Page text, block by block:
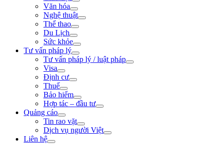
Văn hóa
Nghệ thuật
Thể thao
Du Lịch
Sức khỏe
Tư vấn pháp lý
Tư vấn pháp lý / luật pháp
Visa
Định cư
Thuế
Bảo hiểm
Hợp tác – đầu tư
Quảng cáo
Tin rao vặt
Dịch vụ người Việt
Liên hệ